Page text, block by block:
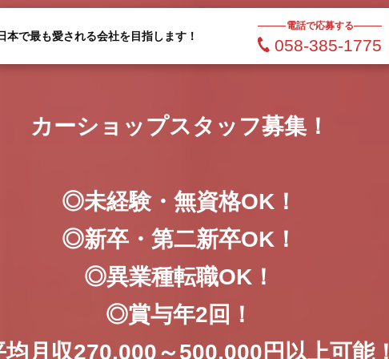
本で最も愛される会社を目指します！
電話で応募する
058-385-1775
カーショップスタッフ募集！
◎未経験・無資格OK！
◎新卒・第二新卒OK！
◎異業種転職OK！
◎賞与年2回！
月収270,000～500,000円以上可能！